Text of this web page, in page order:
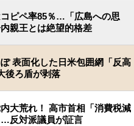
ピペ率85％…「広島への思
親王とは絶望的格差
表面化した日米包囲網「反高
後ろ盾が剥落
大荒れ！ 高市首相「消費税減
反対派議員が証言